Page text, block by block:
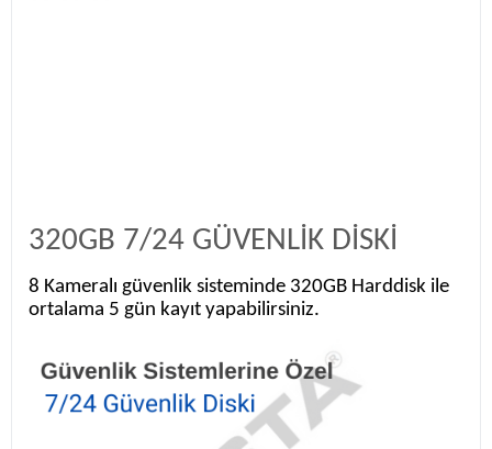
320GB 7/24 GÜVENLİK DİSKİ
8 Kameralı güvenlik sisteminde 320GB Harddisk ile
ortalama 5 gün kayıt yapabilirsiniz.